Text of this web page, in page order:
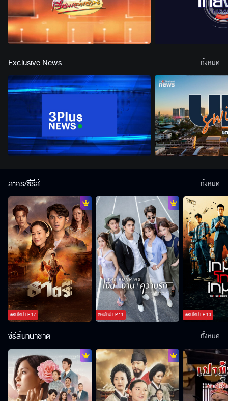
Exclusive News ทั้งหมด
ละคร/ซีรีส์
ตอนใหม่EP.17 ตอนใหม่EP.11 ตอนใหม่EP.13
ทั้งหมด
ซีรีส์นานาชาติ ทั้งหมด